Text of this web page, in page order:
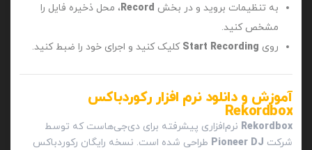
به تنظیمات بروید و در بخش Record، محل ذخیره فایل را
مشخص کنید.
روی Start Recording کلیک کنید و اجرای خود را ضبط کنید.
آموزش و دانلود نرم افزار رکوردباکس
Rekordbox
Rekordbox نرم‌افزاری پیشرفته برای دی‌جی‌هاست که توسط
شرکت Pioneer DJ طراحی شده است. نسخه رایگان رکوردباکس